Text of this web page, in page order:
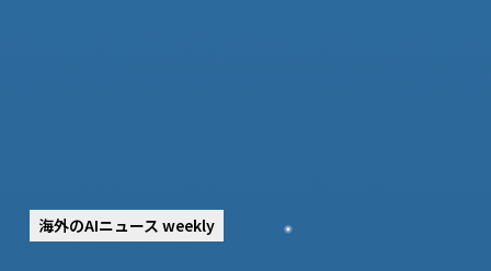
海外のAIニュース weekly